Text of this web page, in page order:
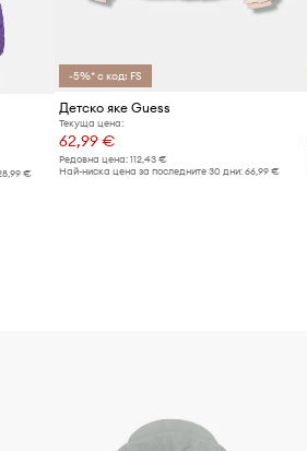
€
-5%* с код: FS
Детско яке Guess
Текуща цена:
62,99 €
Редовна цена: 112,43 €
Най-ниска цена за последните 30 дни: 66,99 €